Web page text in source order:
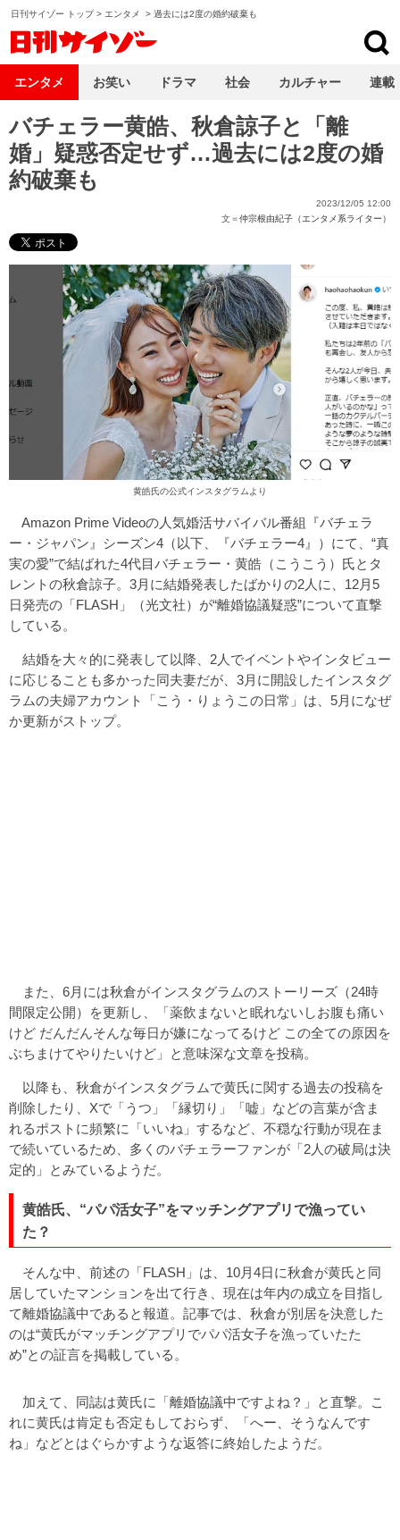
日刊サイゾー トップ> エンタメ > 過去には2度の婚約破棄も
バチェラー黄皓、秋倉諒子と「離
婚」疑惑否定せず…過去には2度の婚
約破棄も
2023/12/05 12:00
文＝仲宗根由紀子（エンタメ系ライター）
黄皓氏の公式インスタグラムより
Amazon Prime Videoの人気婚活サバイバル番組『バチェラ
ー・ジャパン』シーズン4（以下、『バチェラー4』）にて、“真
実の愛”で結ばれた4代目バチェラー・黄皓（こうこう）氏とタ
レントの秋倉諒子。3月に結婚発表したばかりの2人に、12月5
日発売の「FLASH」（光文社）が“離婚協議疑惑”について直撃
している。
結婚を大々的に発表して以降、2人でイベントやインタビュー
に応じることも多かった同夫妻だが、3月に開設したインスタグ
ラムの夫婦アカウント「こう・りょうこの日常」は、5月になぜ
か更新がストップ。
また、6月には秋倉がインスタグラムのストーリーズ（24時
間限定公開）を更新し、「薬飲まないと眠れないしお腹も痛い
けど だんだんそんな毎日が嫌になってるけど この全ての原因を
ぶちまけてやりたいけど」と意味深な文章を投稿。
以降も、秋倉がインスタグラムで黄氏に関する過去の投稿を
削除したり、Xで「うつ」「縁切り」「嘘」などの言葉が含ま
れるポストに頻繁に「いいね」するなど、不穏な行動が現在ま
で続いているため、多くのバチェラーファンが「2人の破局は決
定的」とみているようだ。
黄皓氏、“パパ活女子”をマッチングアプリで漁ってい
た？
そんな中、前述の「FLASH」は、10月4日に秋倉が黄氏と同
居していたマンションを出て行き、現在は年内の成立を目指し
て離婚協議中であると報道。記事では、秋倉が別居を決意した
のは“黄氏がマッチングアプリでパパ活女子を漁っていたた
め”との証言を掲載している。
加えて、同誌は黄氏に「離婚協議中ですよね？」と直撃。こ
れに黄氏は肯定も否定もしておらず、「へー、そうなんです
ね」などとはぐらかすような返答に終始したようだ。
エンタメ お笑い ドラマ 社会 カルチャー 連載